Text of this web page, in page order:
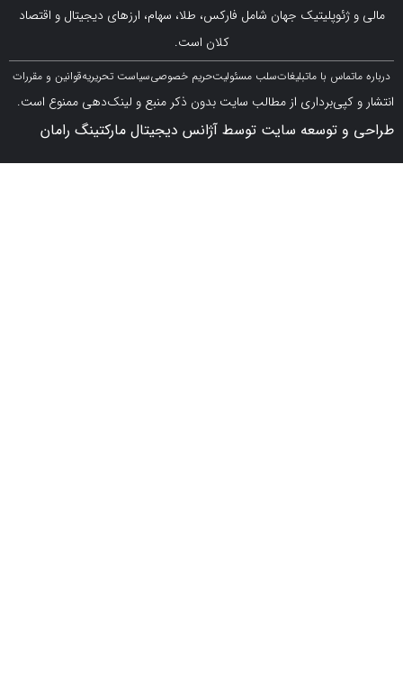
جهان شامل فارکس، طلا، سهام، ارزهای دیجیتال و اقتصاد
با ما تبلیغاتسلب مسئولیتحریم خصوصیسیاست تحریریهقوانین و مقررات
از مطالب سایت بدون ذکر منبع و لینک‌دهی ممنوع است.
سایت توسط آژانس دیجیتال مارکتینگ رامان